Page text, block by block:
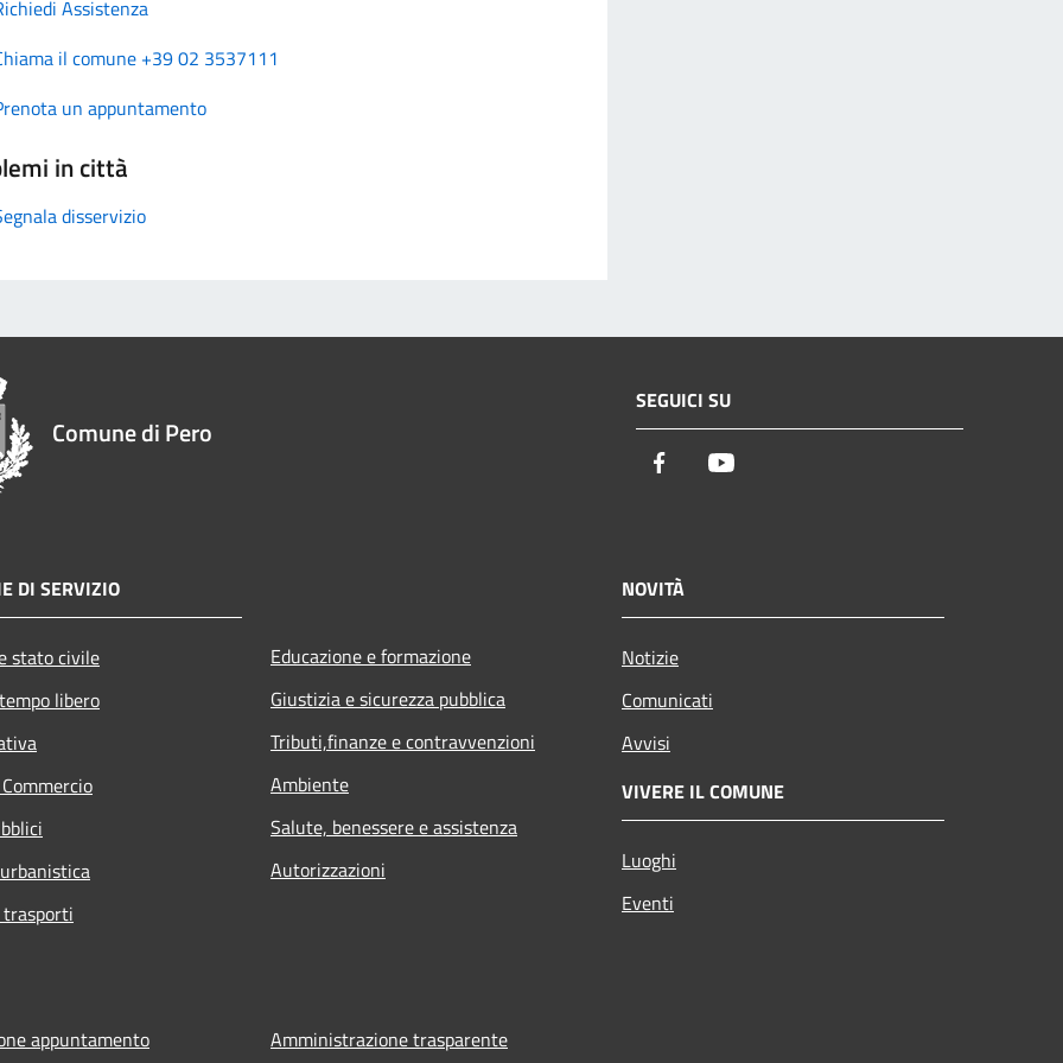
Assistenza
il comune +39 02 3537111
un appuntamento
in città
disservizio
Comune di Pero
SEGUICI SU
Facebook
DI SERVIZIO
stato civile
libero
Educazione e formazione
Giustizia e sicurezza pubblica
Tributi,finanze e contravvenzioni
Ambiente
Salute, benessere e assistenza
Autorizzazioni
NOVITÀ
Notizie
Comunicati
Avvisi
VIVERE IL COMUNE
Luoghi
Eventi
appuntamento Amministrazione trasparente